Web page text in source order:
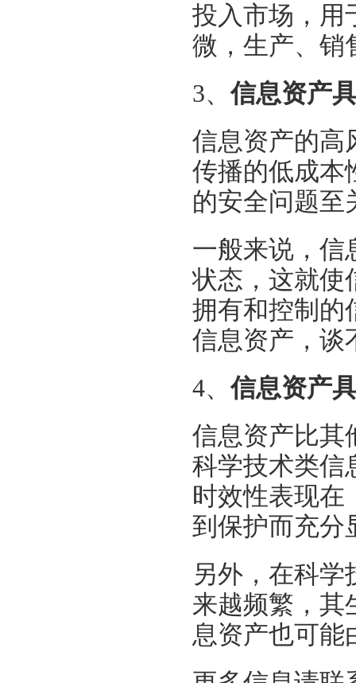
投入市场，用
微，生产、销
3、信息资产
信息资产的高
传播的低成本
的安全问题至
一般来说，信
状态，这就使
拥有和控制的
信息资产，谈
4、信息资产
信息资产比其
科学技术类信
时效性表现在
到保护而充分
另外，在科学
来越频繁，其
息资产也可能